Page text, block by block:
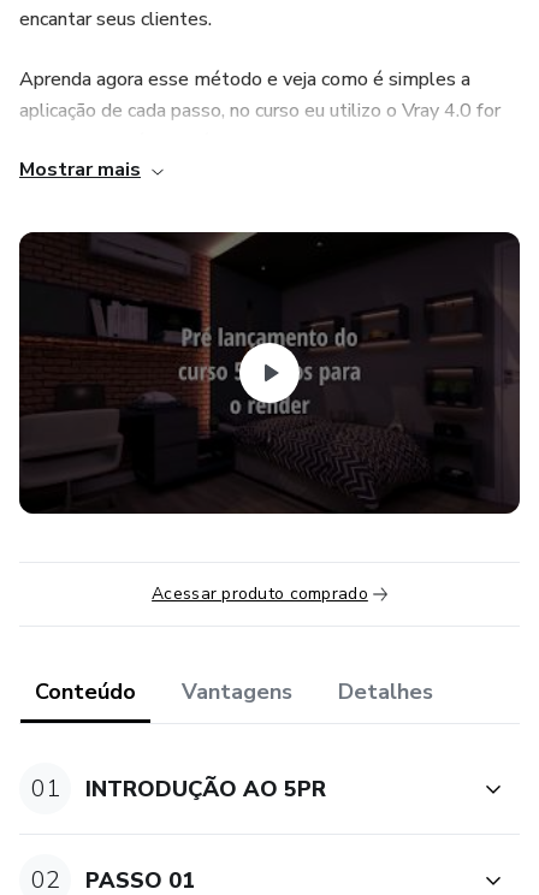
encantar seus clientes.
Aprenda agora esse método e veja como é simples a
aplicação de cada passo, no curso eu utilizo o Vray 4.0 for
que você estiver usando, e foi com esses 5 passos que
excelentes no 3dsmax + Corona renderer.
Mostrar mais
Acessar produto comprado
Conteúdo Vantagens Detalhes
01 INTRODUÇÃO AO 5PR
02 PASSO 01